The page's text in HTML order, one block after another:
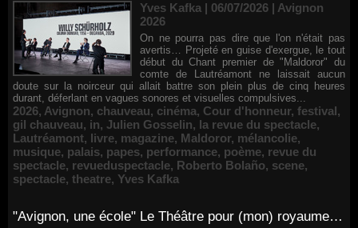
Yves Kafka | 06/07/2026 | Avignon
2026
On ne pourra pas dire que l'on n'était pas
avertis… Projeté en guise d'exergue, le tout
début du Chant premier de "Maldoror" du
comte de Lautréamont ne laissait aucun
doute sur la noirceur qui allait battre son plein plus de cinq heures
durant, déferlant en vagues sonores et visuelles compulsives...
2026, Avignon, chauveau, cinéma, Cour d'honneur, festival,
gil chauveau, in, Julien Gosselin, la revue du spectacle,
Lautréamont, livre, magazine, Maldoror, mélancolie,
musique, palais, papes, performance, poème, revue du
spectacle, revueduspectacle, Roberto Bolaño, scene,
spectacle, theatre, Yves Kafka
"Avignon, une école" Le Théâtre pour (mon) royaume…